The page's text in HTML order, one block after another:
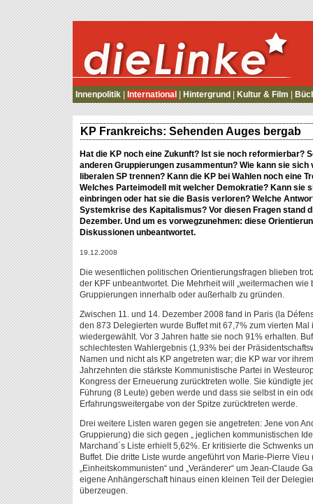
die Linke
Innenpolitik International Hintergrund Kultur & Film
KP Frankreichs: Sehenden Auges bergab
Hat die KP noch eine Zukunft? Ist sie noch reformierbar?
anderen Gruppierungen zusammentun? Wie kann sie
liberalen SP trennen? Kann die KP bei Wahlen noch eine
Welches Parteimodell mit welcher Demokratie? Kann sie
einbringen oder hat sie die Basis verloren? Welche
Systemkrise des Kapitalismus? Vor diesen Fragen stand
Dezember. Und um es vorwegzunehmen: diese
Diskussionen unbeantwortet.
19.12.2008
Die wesentlichen politischen Orientierungsfragen blieben
der KPF unbeantwortet. Die Mehrheit will „weitermachen
Gruppierungen innerhalb oder außerhalb zu gründen.
Zwischen 11. und 14. Dezember 2008 fand in Paris (la
den 873 Delegierten wurde Buffet mit 67,7% zum vierten
wiedergewählt. Vor 3 Jahren hatte sie noch 91% erhalten.
schlechtesten Wahlergebnis (1,93% bei der
Namen und nicht als KP angetreten war; die KP war vor
Jahrzehnten die stärkste Kommunistische Partei in
Kongress der Erneuerung zurücktreten wolle. Sie kündigte
Führung (8 Leute) geben werde und dass sie selbst in ein
Erfahrungsweitergabe von der Spitze zurücktreten werde.
Drei weitere Listen waren gegen sie angetreten: Jene von
Gruppierung) die sich gegen „ jeglichen kommunistischen
Marchand`s Liste erhielt 5,62%. Er kritisierte die Schwenks
Buffet. Die dritte Liste wurde angeführt von Marie-Pierre
„Einheitskommunisten“ und „Veränderer“ um Jean-Claude
eigene Anhängerschaft hinaus einen kleinen Teil der
überzeugen.